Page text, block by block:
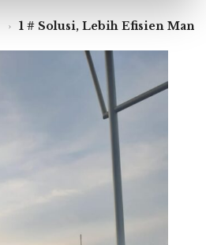
› 1 # Solusi, Lebih Efisien